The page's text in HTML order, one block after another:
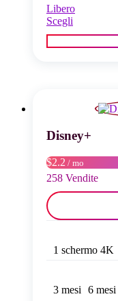
Libero
Scegli
prodotto
ha
possono
scelte
nella
pagina
del
prodotto
Disney+
$2.2 / mo
258 Vendite
1 schermo 4K
3 mesi 6 mesi